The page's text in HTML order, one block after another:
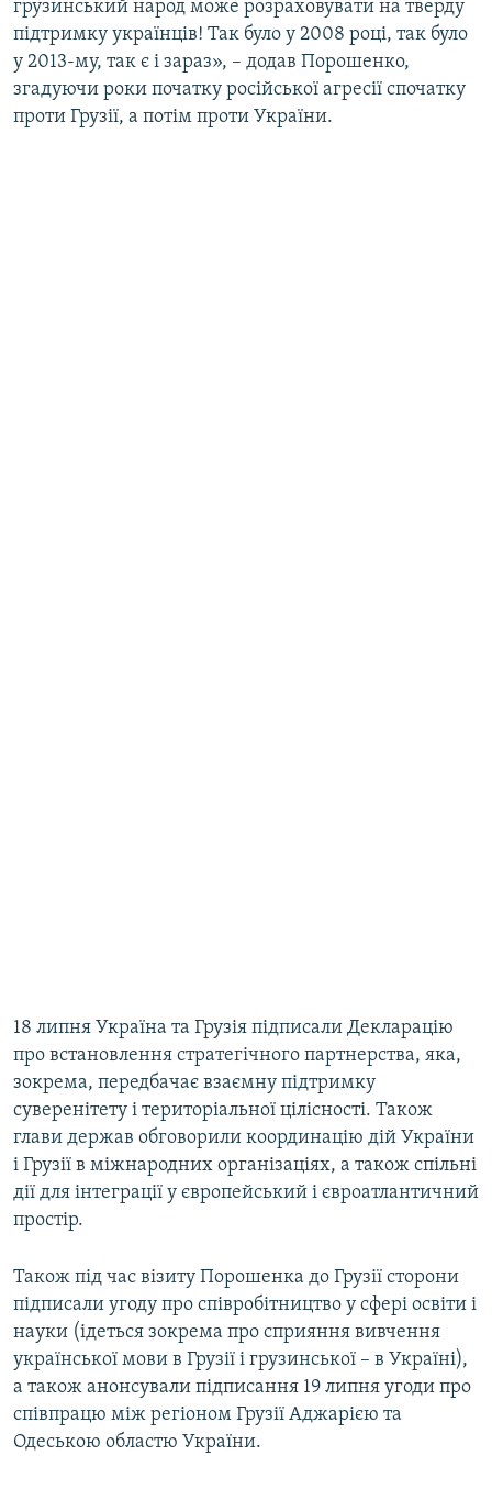
грузинський народ може розраховувати на тверду
підтримку українців! Так було у 2008 році, так було
у 2013-му, так є і зараз», – додав Порошенко,
згадуючи роки початку російської агресії спочатку
проти Грузії, а потім проти України.
18 липня Україна та Грузія підписали Декларацію
про встановлення стратегічного партнерства, яка,
зокрема, передбачає взаємну підтримку
суверенітету і територіальної цілісності. Також
глави держав обговорили координацію дій України
і Грузії в міжнародних організаціях, а також спільні
дії для інтеграції у європейський і євроатлантичний
простір.
Також під час візиту Порошенка до Грузії сторони
підписали угоду про співробітництво у сфері освіти і
науки (ідеться зокрема про сприяння вивчення
української мови в Грузії і грузинської – в Україні),
а також анонсували підписання 19 липня угоди про
співпрацю між регіоном Грузії Аджарією та
Одеською областю України.